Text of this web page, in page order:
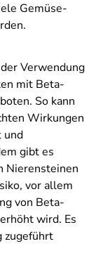
Gemüse-
Verwendung
mit Beta-
So kann
Wirkungen
und
gibt es
Nierensteinen
vor allem
von Beta-
wird. Es
zugeführt